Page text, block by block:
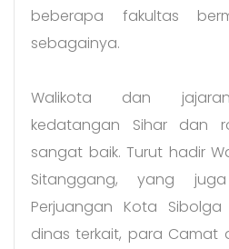
beberapa fakultas
sebagainya.
Walikota dan
kedatangan Sihar dan
sangat baik. Turut hadir
Sitanggang, yang
Perjuangan Kota
dinas terkait, para Camat